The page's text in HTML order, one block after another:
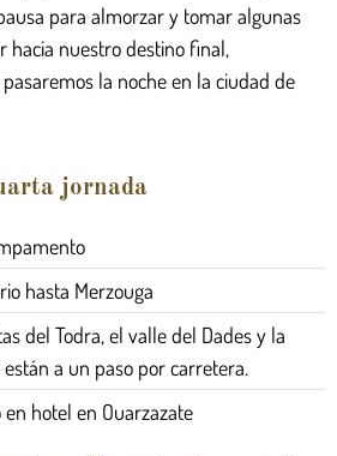
para almorzar y tomar algunas
hacia nuestro destino final,
la noche en la ciudad de
jornada
hasta Merzouga
del Todra, el valle del Dades y la
a un paso por carretera.
hotel en Ouarzazate